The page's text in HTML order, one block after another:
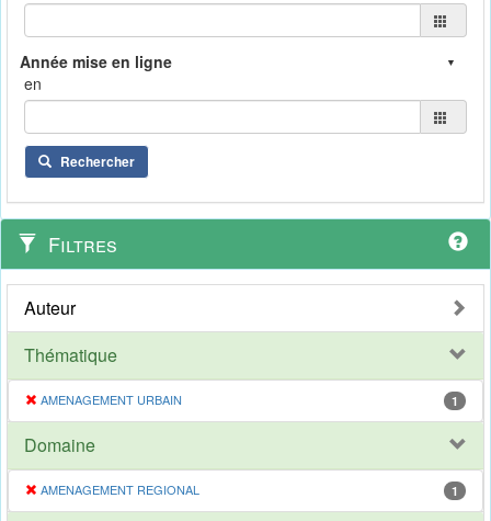
en
Rechercher
Filtres
Auteur
Thématique
AMENAGEMENT URBAIN 1
Domaine
AMENAGEMENT REGIONAL 1